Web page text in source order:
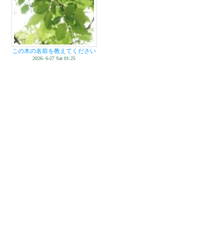
この木の名前を教えてください
2026- 6-27 Sat 01:25